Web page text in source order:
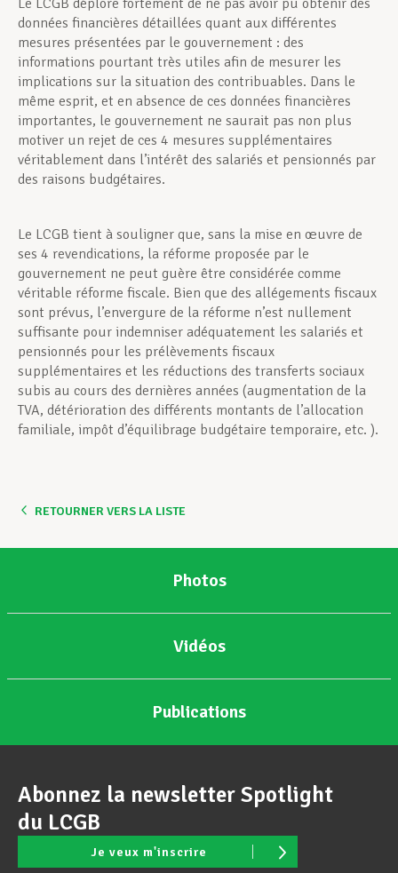
Le LCGB déplore fortement de ne pas avoir pu obtenir des
données financières détaillées quant aux différentes
mesures présentées par le gouvernement : des
informations pourtant très utiles afin de mesurer les
implications sur la situation des contribuables. Dans le
même esprit, et en absence de ces données financières
importantes, le gouvernement ne saurait pas non plus
motiver un rejet de ces 4 mesures supplémentaires
véritablement dans l’intérêt des salariés et pensionnés par
des raisons budgétaires.
Le LCGB tient à souligner que, sans la mise en œuvre de
ses 4 revendications, la réforme proposée par le
gouvernement ne peut guère être considérée comme
véritable réforme fiscale. Bien que des allégements fiscaux
sont prévus, l’envergure de la réforme n’est nullement
suffisante pour indemniser adéquatement les salariés et
pensionnés pour les prélèvements fiscaux
supplémentaires et les réductions des transferts sociaux
subis au cours des dernières années (augmentation de la
TVA, détérioration des différents montants de l’allocation
familiale, impôt d’équilibrage budgétaire temporaire, etc. ).
RETOURNER VERS LA LISTE
Photos
Vidéos
Publications
Abonnez la newsletter Spotlight
du LCGB
Je veux m'inscrire